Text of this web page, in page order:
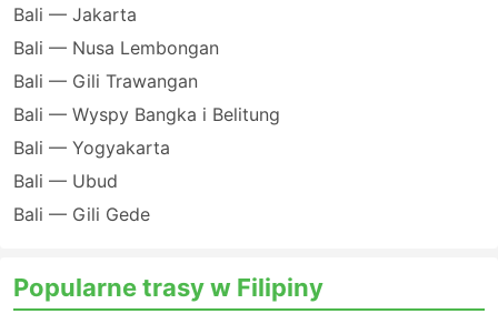
Bali — Jakarta
Bali — Nusa Lembongan
Bali — Gili Trawangan
Bali — Wyspy Bangka i Belitung
Bali — Yogyakarta
Bali — Ubud
Bali — Gili Gede
Popularne trasy w Filipiny